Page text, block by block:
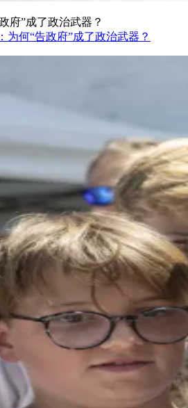
府”成了政治武器？
为何“告政府”成了政治武器？